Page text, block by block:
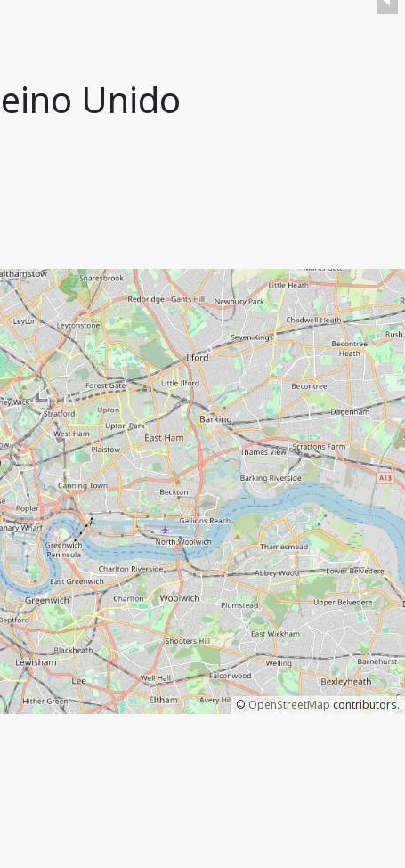
Unido
©OpenStreetMapcontributors.